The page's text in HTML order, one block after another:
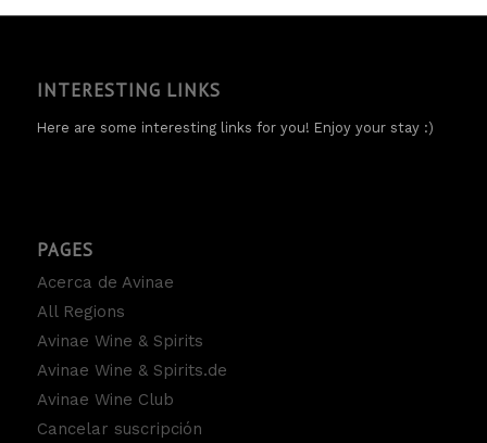
INTERESTING LINKS
Here are some interesting links for you! Enjoy your stay :)
PAGES
Acerca de Avinae
All Regions
Avinae Wine & Spirits
Avinae Wine & Spirits.de
Avinae Wine Club
Cancelar suscripción